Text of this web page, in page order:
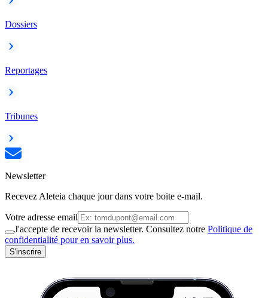
Dossiers
Reportages
Tribunes
Newsletter
Recevez Aleteia chaque jour dans votre boite e-mail.
Votre adresse email
J'accepte de recevoir la newsletter. Consultez notre Politique de
confidentialité pour en savoir plus.
S'inscrire